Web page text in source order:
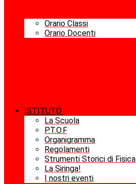
Orario Classi
Orario Docenti
ISTITUTO
La Scuola
P.T.O.F
Organigramma
Regolamenti
Strumenti Storici di Fisica
La Siringa!
I nostri eventi